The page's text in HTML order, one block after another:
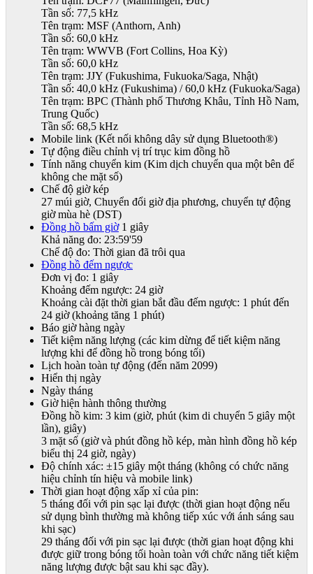
Tần số: 77,5 kHz
Tên trạm: MSF (Anthorn, Anh)
Tần số: 60,0 kHz
Tên trạm: WWVB (Fort Collins, Hoa Kỳ)
Tần số: 60,0 kHz
Tên trạm: JJY (Fukushima, Fukuoka/Saga, Nhật)
Tần số: 40,0 kHz (Fukushima) / 60,0 kHz (Fukuoka/Saga)
Tên trạm: BPC (Thành phố Thương Khâu, Tỉnh Hồ Nam,
Trung Quốc)
Tần số: 68,5 kHz
Mobile link (Kết nối không dây sử dụng Bluetooth®)
Tự động điều chỉnh vị trí trục kim đồng hồ
Tính năng chuyển kim (Kim dịch chuyển qua một bên để
không che mặt số)
Chế độ giờ kép
27 múi giờ, Chuyển đổi giờ địa phương, chuyển tự động
giờ mùa hè (DST)
Đồng hồ bấm giờ1 giây
Khả năng đo: 23:59'59
Chế độ đo: Thời gian đã trôi qua
Đồng hồ đếm ngược
Đơn vị đo: 1 giây
Khoảng đếm ngược: 24 giờ
Khoảng cài đặt thời gian bắt đầu đếm ngược: 1 phút đến
24 giờ (khoảng tăng 1 phút)
Báo giờ hàng ngày
Tiết kiệm năng lượng (các kim dừng để tiết kiệm năng
lượng khi để đồng hồ trong bóng tối)
Lịch hoàn toàn tự động (đến năm 2099)
Hiển thị ngày
Ngày tháng
Giờ hiện hành thông thường
Đồng hồ kim: 3 kim (giờ, phút (kim di chuyển 5 giây một
lần), giây)
3 mặt số (giờ và phút đồng hồ kép, màn hình đồng hồ kép
biểu thị 24 giờ, ngày)
Độ chính xác: ±15 giây một tháng (không có chức năng
hiệu chỉnh tín hiệu và mobile link)
Thời gian hoạt động xấp xỉ của pin:
5 tháng đối với pin sạc lại được (thời gian hoạt động nếu
sử dụng bình thường mà không tiếp xúc với ánh sáng sau
khi sạc)
29 tháng đối với pin sạc lại được (thời gian hoạt động khi
được giữ trong bóng tối hoàn toàn với chức năng tiết kiệm
năng lượng được bật sau khi sạc đầy).